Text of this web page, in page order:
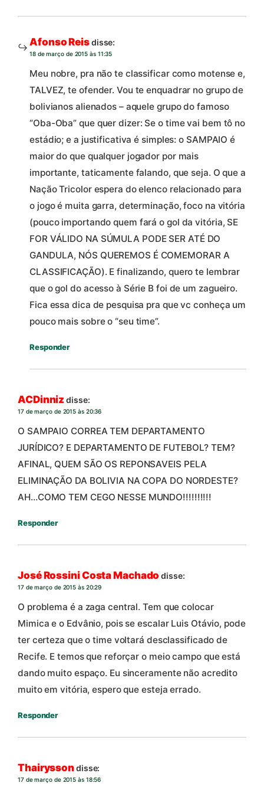
Afonso Reisdisse:
18 de março de 2015 às 11:35
Meu nobre, pra não te classificar como motense e,
TALVEZ, te ofender. Vou te enquadrar no grupo de
bolivianos alienados – aquele grupo do famoso
“Oba-Oba” que quer dizer: Se o time vai bem tô no
estádio; e a justificativa é simples: o SAMPAIO é
maior do que qualquer jogador por mais
importante, taticamente falando, que seja. O que a
Nação Tricolor espera do elenco relacionado para
o jogo é muita garra, determinação, foco na vitória
(pouco importando quem fará o gol da vitória, SE
FOR VÁLIDO NA SÚMULA PODE SER ATÉ DO
GANDULA, NÓS QUEREMOS É COMEMORAR A
CLASSIFICAÇÃO). E finalizando, quero te lembrar
que o gol do acesso à Série B foi de um zagueiro.
Fica essa dica de pesquisa pra que vc conheça um
pouco mais sobre o “seu time”.
Responder
ACDinniz disse:
17 de março de 2015 às 20:36
O SAMPAIO CORREA TEM DEPARTAMENTO
JURÍDICO? E DEPARTAMENTO DE FUTEBOL? TEM?
AFINAL, QUEM SÃO OS REPONSAVEIS PELA
ELIMINAÇÃO DA BOLIVIA NA COPA DO NORDESTE?
AH…COMO TEM CEGO NESSE MUNDO!!!!!!!!!!
Responder
José Rossini Costa Machado disse:
17 de março de 2015 às 20:29
O problema é a zaga central. Tem que colocar
Mimica e o Edvânio, pois se escalar Luis Otávio, pode
ter certeza que o time voltará desclassificado de
Recife. E temos que reforçar o meio campo que está
dando muito espaço. Eu sinceramente não acredito
muito em vitória, espero que esteja errado.
Responder
Thairyssondisse:
17 de março de 2015 às 18:56